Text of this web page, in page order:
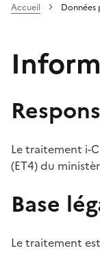
Accueil Données
Le traitement i-
(ET4) du
Base
Le traitement